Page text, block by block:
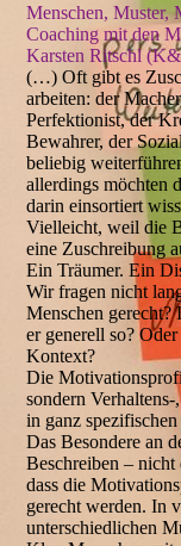
Menschen, Muster,
Coaching mit den
Karsten Ritschl
(…) Oft gibt es
arbeiten: der
Perfektionist, der
Bewahrer, der
beliebig
allerdings möchten
darin einsortiert
Vielleicht, weil die
eine Zuschreibung
Ein Träumer. Ein
Wir fragen nicht
Menschen gerecht?
er generell so?
Kontext?
Die
sondern
in ganz
Das Besondere an
Beschreiben –
dass die
gerecht werden. In
unterschiedlichen